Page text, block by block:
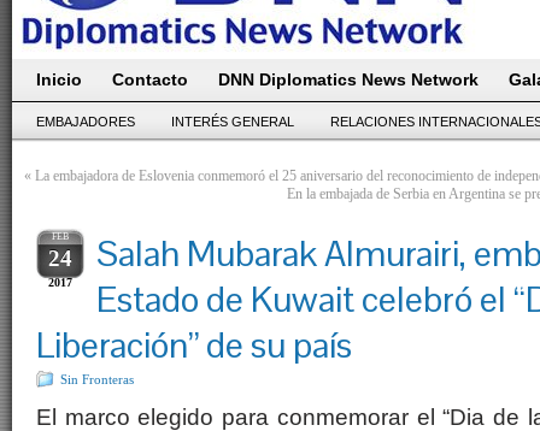
Inicio Contacto DNN Diplomatics News Network
EMBAJADORES INTERÉS GENERAL RELACIONES
« La embajadora de Eslovenia conmemoró el 25 aniversario del reconocimiento de
En la embajada de Serbia en Argentina se
FEB
24
2017
Salah Mubarak Almurairi,
Estado de Kuwait celebró el
Liberación” de su país
Sin Fronteras
El marco elegido para conmemorar el “Dia de